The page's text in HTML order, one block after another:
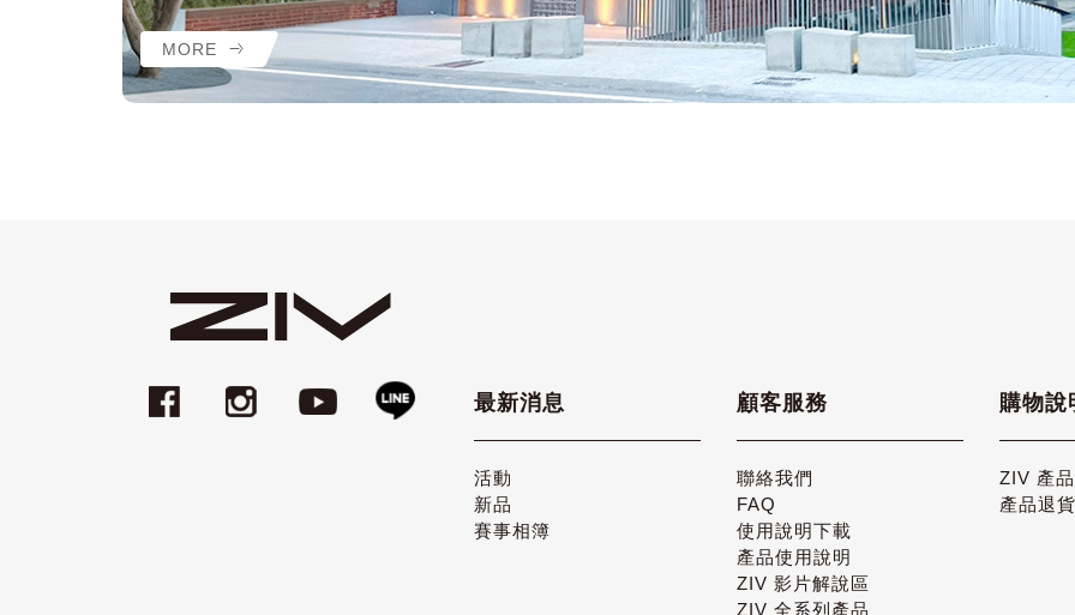
MORE
最新消息
活動
新品
賽事相簿
顧客服務
聯絡我們
FAQ
使用說明下載
產品使用說明
ZIV 影片解說區
ZIV 全系列產品
購物說
ZIV 產
產品退